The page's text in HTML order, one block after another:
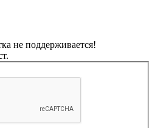
не поддерживается!